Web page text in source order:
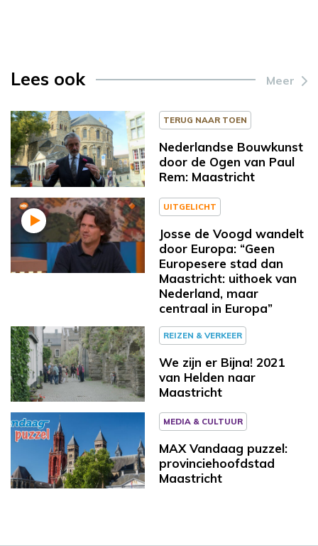
Lees ook Meer
TERUG NAAR TOEN
Nederlandse Bouwkunst
door de Ogen van Paul
Rem: Maastricht
UITGELICHT
Josse de Voogd wandelt
door Europa: “Geen
Europesere stad dan
Maastricht: uithoek van
Nederland, maar
centraal in Europa”
REIZEN & VERKEER
We zijn er Bijna! 2021
van Helden naar
Maastricht
MEDIA & CULTUUR
MAX Vandaag puzzel:
provinciehoofdstad
Maastricht